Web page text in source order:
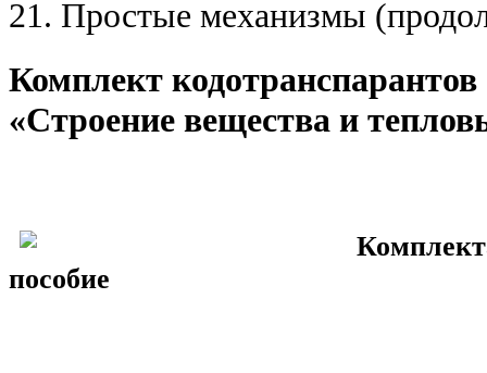
21. Простые механизмы
Комплект
«Строение вещества и
пособие